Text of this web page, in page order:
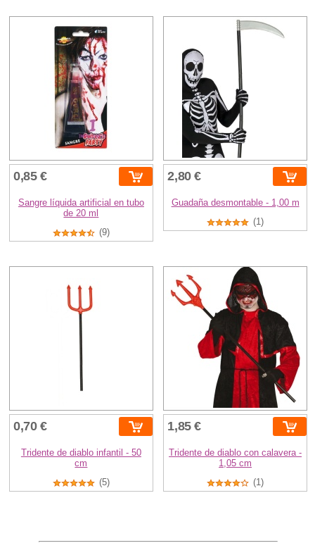
0,85 €
Sangre líquida artificial en tubo
de 20 ml
(9)
2,80 €
Guadaña desmontable - 1,00 m
(1)
0,70 €
Tridente de diablo infantil - 50
cm
(5)
1,85 €
Tridente de diablo con calavera -
1,05 cm
(1)